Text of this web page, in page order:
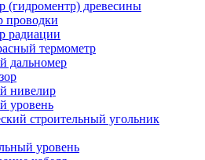
(гидроментр) древесины
проводки
радиации
термометр
дальномер
нивелир
уровень
строительный угольник
уровень